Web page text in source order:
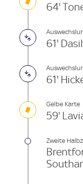
64'
61'
61'
Gelbe Karte
59'
Zweite